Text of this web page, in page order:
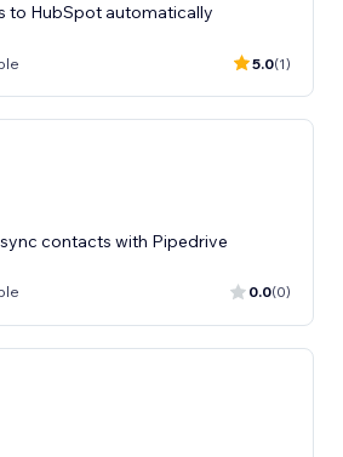
to HubSpot automatically
5.0(1)
contacts with Pipedrive
0.0(0)